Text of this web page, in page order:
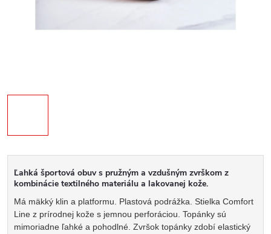
Ľahká športová obuv s pružným a vzdušným zvrškom z
kombinácie textilného materiálu a lakovanej kože.
Má mäkký klin a platformu. Plastová podrážka. Stielka Comfort
Line z prírodnej kože s jemnou perforáciou. Topánky sú
mimoriadne ľahké a pohodlné. Zvršok topánky zdobí elastický